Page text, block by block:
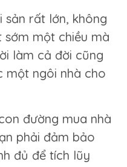
sản rất lớn, không
một chiều mà
làm cả đời cũng
một ngôi nhà cho
đường mua nhà
phải đảm bảo
đủ để tích lũy